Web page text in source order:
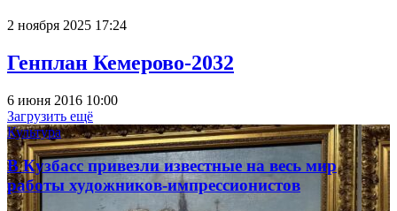
2 ноября 2025 17:24
Генплан Кемерово-2032
6 июня 2016 10:00
Загрузить ещё
Культура
В Кузбасс привезли известные на весь мир
работы художников-импрессионистов